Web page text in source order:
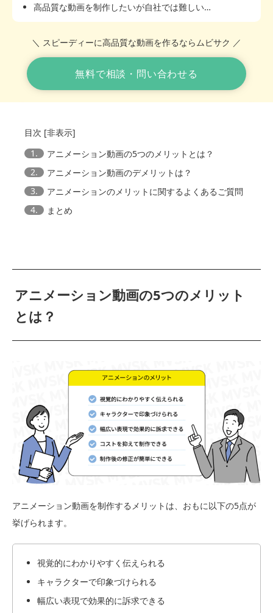
高品質な動画を制作したいが自社では難しい…
＼ スピーディーに高品質な動画を作るならムビサク ／
無料で相談・問い合わせる
目次 [非表示]
1.
アニメーション動画の5つのメリットとは？
2.
アニメーション動画のデメリットは？
3.
アニメーションのメリットに関するよくあるご質問
4.
まとめ
アニメーション動画の5つのメリット
とは？
アニメーション動画を制作するメリットは、おもに以下の5点が
挙げられます。
視覚的にわかりやすく伝えられる
キャラクターで印象づけられる
幅広い表現で効果的に訴求できる